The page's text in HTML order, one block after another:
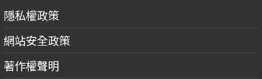
隱私權政策
網站安全政策
著作權聲明